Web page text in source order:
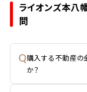
ライオンズ本八
問
Q購入する不動産の
か？